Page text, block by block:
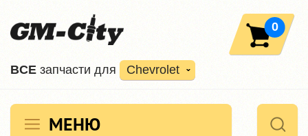
ВCE запчасти для Chevrolet
0
МЕНЮ